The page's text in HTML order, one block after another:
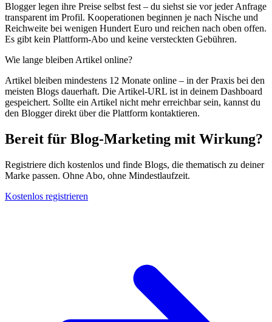
Blogger legen ihre Preise selbst fest – du siehst sie vor jeder Anfrage
transparent im Profil. Kooperationen beginnen je nach Nische und
Reichweite bei wenigen Hundert Euro und reichen nach oben offen.
Es gibt kein Plattform-Abo und keine versteckten Gebühren.
Wie lange bleiben Artikel online?
Artikel bleiben mindestens 12 Monate online – in der Praxis bei den
meisten Blogs dauerhaft. Die Artikel-URL ist in deinem Dashboard
gespeichert. Sollte ein Artikel nicht mehr erreichbar sein, kannst du
den Blogger direkt über die Plattform kontaktieren.
Bereit für Blog-Marketing mit Wirkung?
Registriere dich kostenlos und finde Blogs, die thematisch zu deiner
Marke passen. Ohne Abo, ohne Mindestlaufzeit.
Kostenlos registrieren